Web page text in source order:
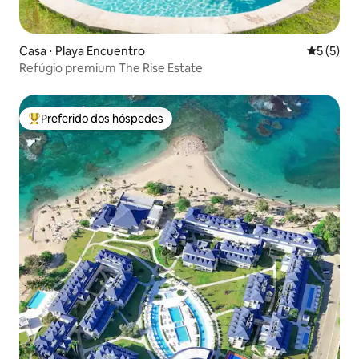
Casa ⋅ Playa Encuentro 5 de
5 (5)
Refúgio premium The Rise Estate
Entre os melhores preferidos dos hóspedes
Preferido dos hóspedes